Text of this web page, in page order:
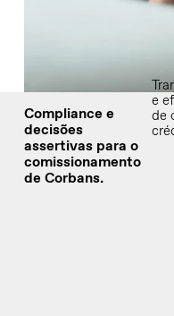
Compliance e
decisões
assertivas para o
comissionamento
de Corbans.
e
de